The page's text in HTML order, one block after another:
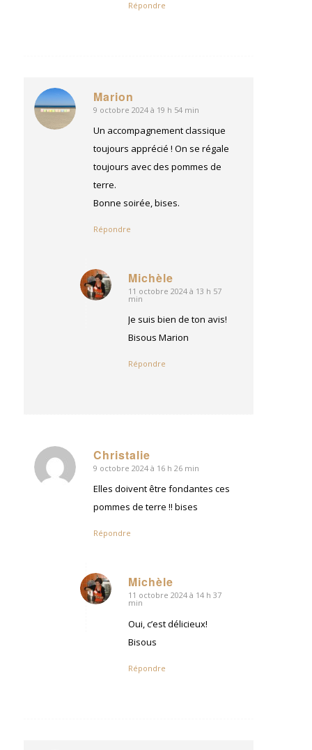
Répondre
Marion
dit
:
9 octobre 2024 à 19 h 54 min
Un accompagnement classique
toujours apprécié ! On se régale
toujours avec des pommes de
terre.
Bonne soirée, bises.
Répondre
Michèle
dit
11 octobre 2024 à 13 h 57
min
Je suis bien de ton avis!
Bisous Marion
Répondre
Christalie
dit
9 octobre 2024 à 16 h 26 min
Elles doivent être fondantes ces
pommes de terre !! bises
Répondre
Michèle
dit
11 octobre 2024 à 14 h 37
min
Oui, c’est délicieux!
Bisous
Répondre